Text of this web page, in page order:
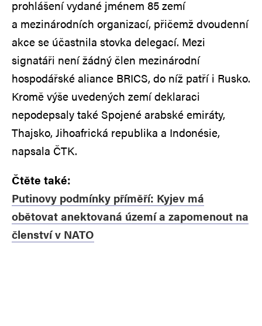
prohlášení vydané jménem 85 zemí
a mezinárodních organizací, přičemž dvoudenní
akce se účastnila stovka delegací. Mezi
signatáři není žádný člen mezinárodní
hospodářské aliance BRICS, do níž patří i Rusko.
Kromě výše uvedených zemí deklaraci
nepodepsaly také Spojené arabské emiráty,
Thajsko, Jihoafrická republika a Indonésie,
napsala ČTK.
Čtěte také:
Putinovy podmínky příměří: Kyjev má
obětovat anektovaná území a zapomenout na
členství v NATO